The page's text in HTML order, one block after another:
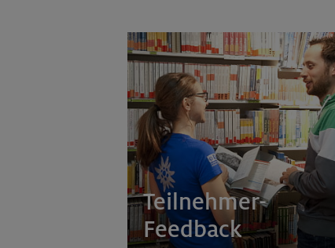
Teilnehmer-
Feedback